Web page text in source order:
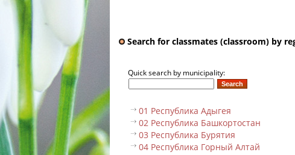
Search for classmates (classroom) by
Quick search by municipality:
01 Республика Адыгея
02 Республика Башкортостан
03 Республика Бурятия
04 Республика Горный Алтай